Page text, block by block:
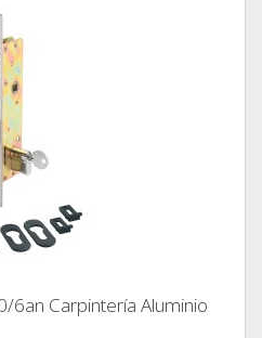
6an Carpintería Aluminio